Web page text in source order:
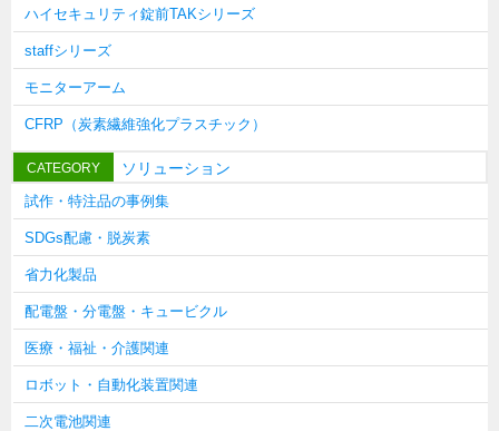
こんなとき、どう言うの?
４コマ漫画 のんきなのんちゃん
CATEGORY
お知らせ
展示会情報／出展告知
展示会情報／報告レポート
工場見学
海外出張
社外セミナー
タキゲンの歴史
110周年企画
タキゲン売上ランキング
ハイセキュリティ錠前TAKシリーズ
staffシリーズ
モニターアーム
CFRP（炭素繊維強化プラスチック）
CATEGORY ソリューション
試作・特注品の事例集
SDGs配慮・脱炭素
省力化製品
配電盤・分電盤・キュービクル
医療・福祉・介護関連
ロボット・自動化装置関連
二次電池関連